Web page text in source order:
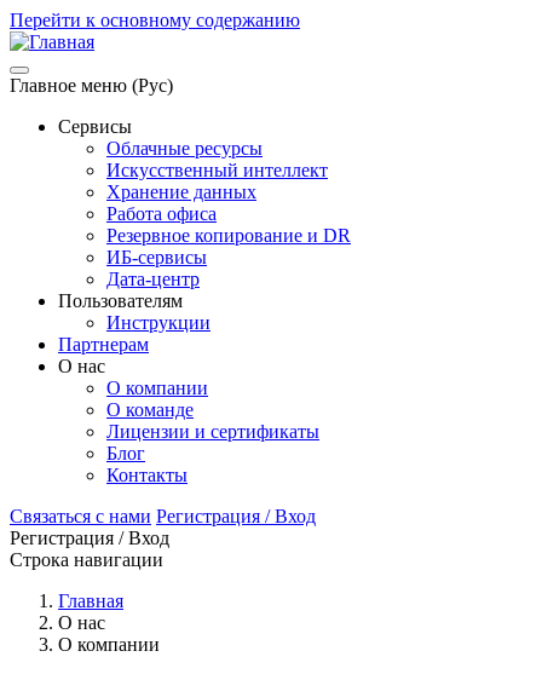
Перейти к основному содержанию
Главное меню (Рус)
Сервисы
Облачные ресурсы
Искусственный интеллект
Хранение данных
Работа офиса
Резервное копирование и DR
ИБ-сервисы
Дата-центр
Пользователям
Инструкции
Партнерам
О нас
О компании
О команде
Лицензии и сертификаты
Блог
Контакты
Связаться с нами Регистрация / Вход
Регистрация / Вход
Строка навигации
Главная
О нас
О компании